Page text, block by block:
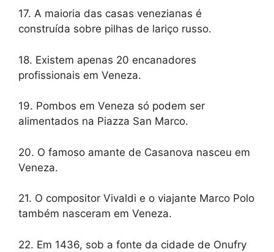
17. A maioria das casas venezianas é
construída sobre pilhas de lariço russo.
18. Existem apenas 20 encanadores
profissionais em Veneza.
19. Pombos em Veneza só podem ser
alimentados na Piazza San Marco.
20. O famoso amante de Casanova nasceu em
Veneza.
21. O compositor Vivaldi e o viajante Marco Polo
também nasceram em Veneza.
22. Em 1436, sob a fonte da cidade de Onufry